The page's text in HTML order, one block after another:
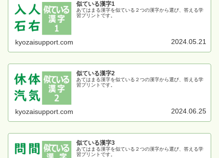
似ている漢字1
あてはまる漢字を似ている２つの漢字から選び、答える学
習プリントです。
kyozaisupport.com 2024.05.21
似ている漢字2
あてはまる漢字を似ている２つの漢字から選び、答える学
習プリントです。
kyozaisupport.com 2024.06.25
似ている漢字3
あてはまる漢字を似ている２つの漢字から選び、答える学
習プリントです。